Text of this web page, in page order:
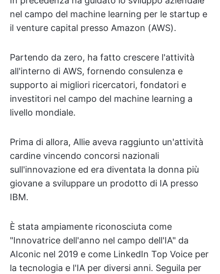
nel campo del machine learning per le startup e
il venture capital presso Amazon (AWS).
Partendo da zero, ha fatto crescere l'attività
all'interno di AWS, fornendo consulenza e
supporto ai migliori ricercatori, fondatori e
investitori nel campo del machine learning a
livello mondiale.
Prima di allora, Allie aveva raggiunto un'attività
cardine vincendo concorsi nazionali
sull'innovazione ed era diventata la donna più
giovane a sviluppare un prodotto di IA presso
IBM.
È stata ampiamente riconosciuta come
"Innovatrice dell'anno nel campo dell'IA" da
AIconic nel 2019 e come LinkedIn Top Voice per
la tecnologia e l'IA per diversi anni. Seguila per